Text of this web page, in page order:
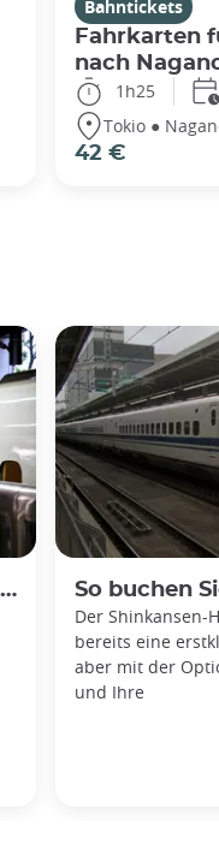
Bahntickets
Fahrkarten
nach
1h25
Tokio ●
42 €
So buchen Sie einen
Der Shinkansen-
bereits eine
aber mit der
und Ihre